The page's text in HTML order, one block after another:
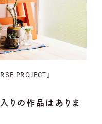
PROJECT』
りの作品はありま